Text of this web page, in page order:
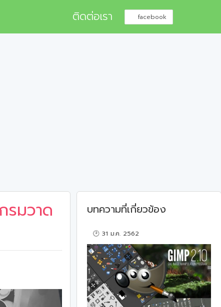
ติดต่อเรา facebook
รมวาด บทความที่เกี่ยวข้อง
🕑 31 ม.ค. 2562